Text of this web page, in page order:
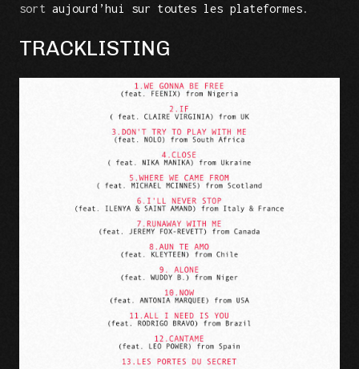
sortaujourd’hui sur toutes les plateformes.
TRACKLISTING